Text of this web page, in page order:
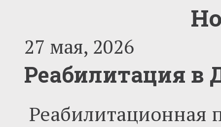
27 мая, 2026
Реабилитация в
Реабилитационная